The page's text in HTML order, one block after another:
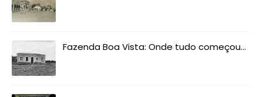
Fazenda Boa Vista: Onde tudo começou...